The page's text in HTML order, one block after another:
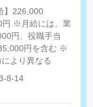
円 ※月給には、業
円、役職手当
円を含む ※
より異なる
8-14